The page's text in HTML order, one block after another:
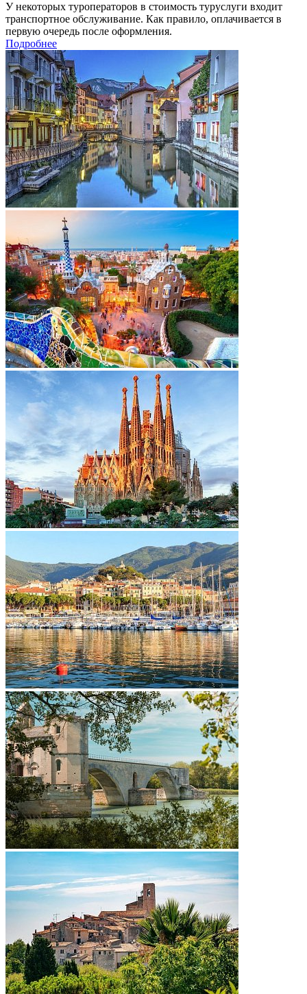
У некоторых туроператоров в стоимость туруслуги входит
транспортное обслуживание. Как правило, оплачивается в
первую очередь после оформления.
Подробнее